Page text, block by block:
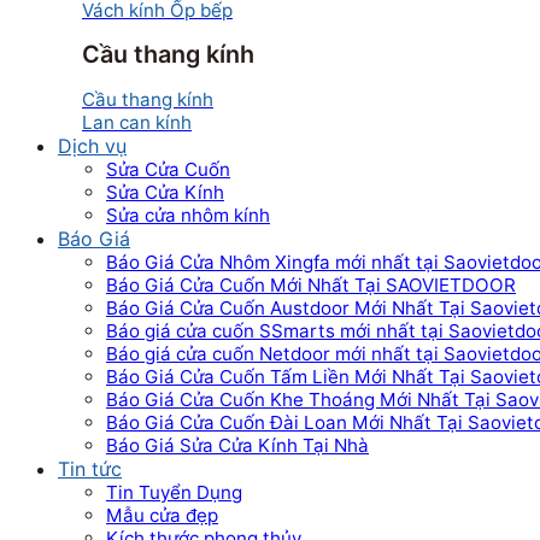
Vách kính Ốp bếp
Cầu thang kính
Cầu thang kính
Lan can kính
Dịch vụ
Sửa Cửa Cuốn
Sửa Cửa Kính
Sửa cửa nhôm kính
Báo Giá
Báo Giá Cửa Nhôm Xingfa mới nhất tại
Báo Giá Cửa Cuốn Mới Nhất Tại SAOVIETDOOR
Báo Giá Cửa Cuốn Austdoor Mới Nhất Tại
Báo giá cửa cuốn SSmarts mới nhất tại
Báo giá cửa cuốn Netdoor mới nhất tại
Báo Giá Cửa Cuốn Tấm Liền Mới Nhất Tại
Báo Giá Cửa Cuốn Khe Thoáng Mới Nhất Tại
Báo Giá Cửa Cuốn Đài Loan Mới Nhất Tại
Báo Giá Sửa Cửa Kính Tại Nhà
Tin tức
Tin Tuyển Dụng
Mẫu cửa đẹp